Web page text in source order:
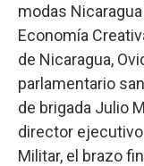
modas
Economía
de Nicaragua,
parlamentario
de brigada Julio
director
Militar, el brazo